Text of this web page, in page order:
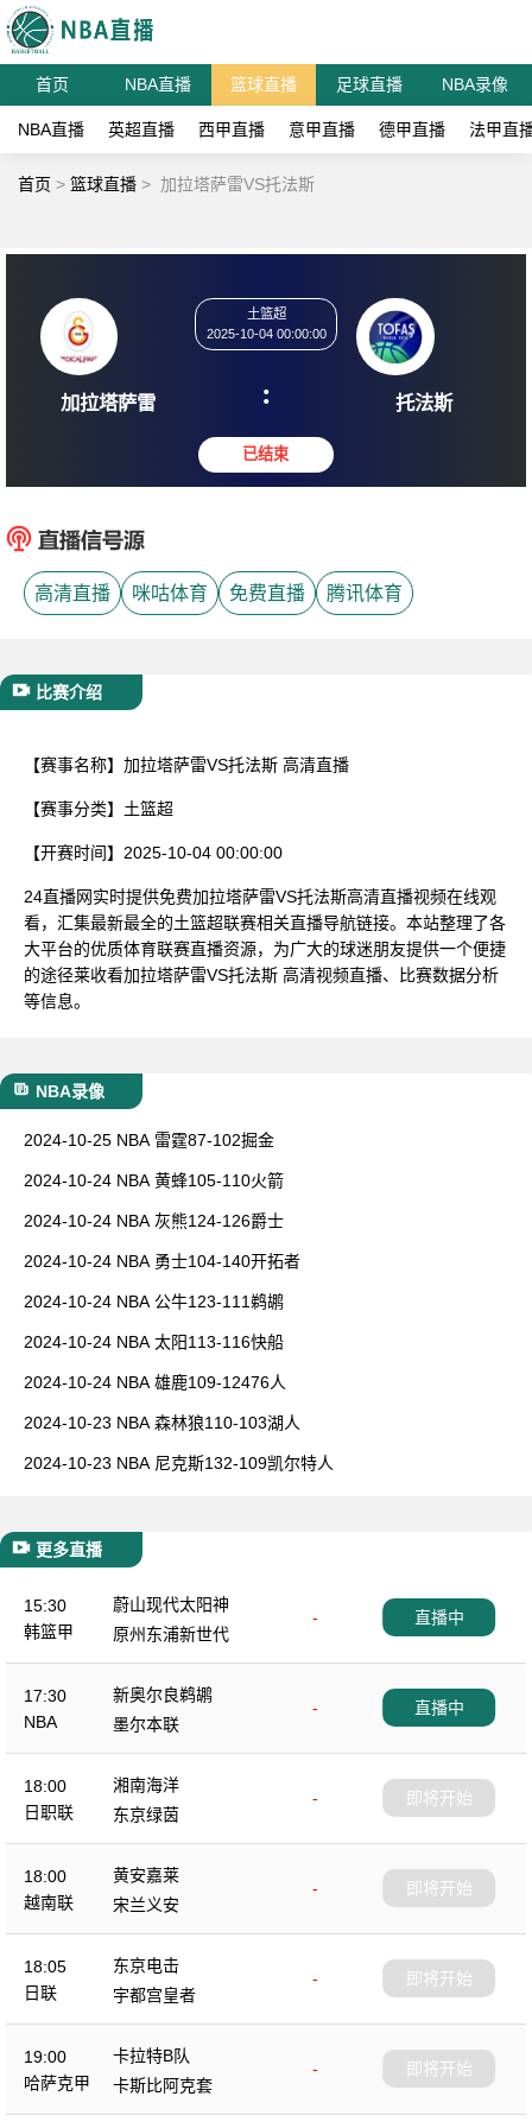
首页 NBA直播 篮球直播 足球直播 NBA录像
NBA直播 英超直播 西甲直播 意甲直播 德甲直播 法甲直
首页 > 篮球直播 > 加拉塔萨雷VS托法斯
加拉塔萨雷
2025-10-04 00:00:00
: 托
高清直播 咪咕体育 免费直播 腾讯体育
比赛介绍
【赛事名称】 加拉塔萨雷VS托法斯 高清直播
【赛事分类】 土篮超
【开赛时间】 2025-10-04 00:00:00
24直播网实时提供免费加拉塔萨雷VS托法斯高清直播视频在线观
看，汇集最新最全的土篮超联赛相关直播导航链接。本站整理了各
大平台的优质体育联赛直播资源，为广大的球迷朋友提供一个便捷
的途径莱收看加拉塔萨雷VS托法斯 高清视频直播、比赛数据分析
等信息。
NBA录像
2024-10-25 NBA 雷霆87-102掘金
2024-10-24 NBA 黄蜂105-110火箭
2024-10-24 NBA 灰熊124-126爵士
2024-10-24 NBA 勇士104-140开拓者
2024-10-24 NBA 公牛123-111鹈鹕
2024-10-24 NBA 太阳113-116快船
2024-10-24 NBA 雄鹿109-12476人
2024-10-23 NBA 森林狼110-103湖人
2024-10-23 NBA 尼克斯132-109凯尔特人
更多直播
15:30
韩篮甲
蔚山现代太阳神
-
原州东浦新世代
直播中
17:30
NBA
新奥尔良鹈鹕
-
墨尔本联
直播中
18:00
日职联
湘南海洋
-
东京绿茵
即将开始
18:00
越南联
黄安嘉莱
-
宋兰义安
即将开始
18:05
日联
东京电击
-
宇都宫皇者
即将开始
19:00
哈萨克甲
卡拉特B队
-
卡斯比阿克套
即将开始